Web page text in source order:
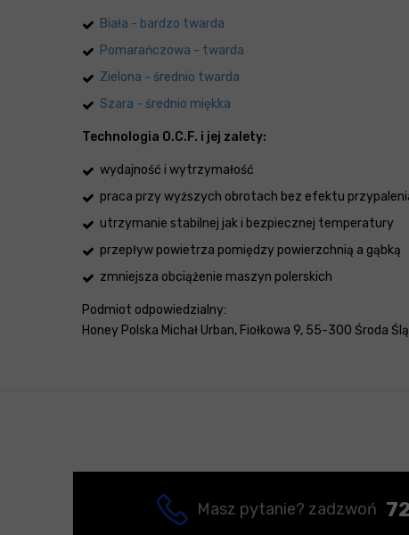
Biała - bardzo twarda
Pomarańczowa - twarda
Zielona - średnio twarda
Szara - średnio miękka
Technologia O.C.F. i jej zalety:
wydajność i wytrzymałość
praca przy wyższych obrotach bez efektu
utrzymanie stabilnej jak i bezpiecznej temperatury
przepływ powietrza pomiędzy powierzchnią a gąbką
zmniejsza obciążenie maszyn polerskich
Podmiot odpowiedzialny:
Honey Polska Michał Urban, Fiołkowa 9, 55-300 Środa
Masz pytanie? zadzwoń